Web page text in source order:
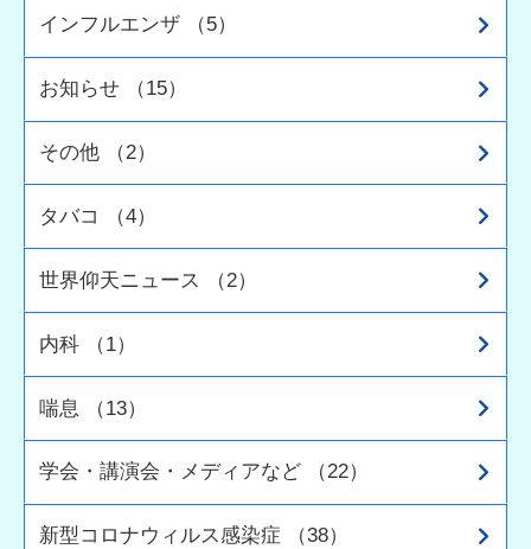
インフルエンザ （5）
お知らせ （15）
その他 （2）
タバコ （4）
世界仰天ニュース （2）
内科 （1）
喘息 （13）
学会・講演会・メディアなど （22）
新型コロナウィルス感染症 （38）